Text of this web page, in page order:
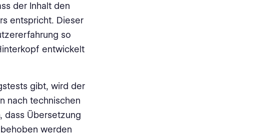
der Inhalt den
entspricht. Dieser
so
entwickelt
gibt, wird der
nach technischen
dass Übersetzung
werden